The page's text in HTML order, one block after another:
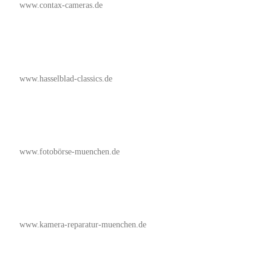
www.contax-cameras.de
www.hasselblad-classics.de
www.fotobörse-muenchen.de
www.kamera-reparatur-muenchen.de